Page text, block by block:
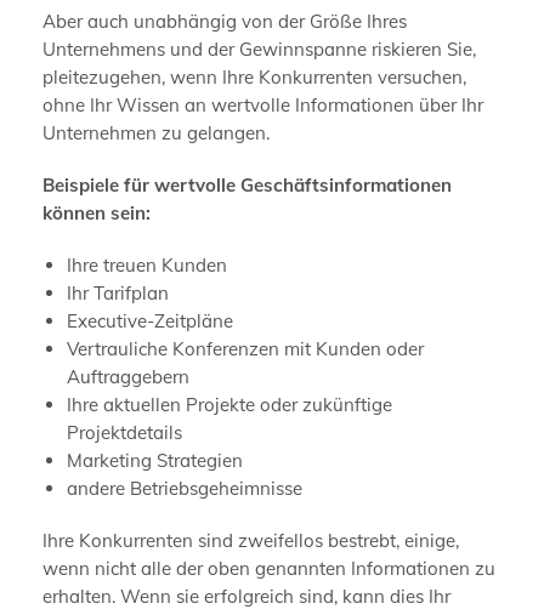
Aber auch unabhängig von der Größe Ihres
Unternehmens und der Gewinnspanne riskieren Sie,
pleitezugehen, wenn Ihre Konkurrenten versuchen,
ohne Ihr Wissen an wertvolle Informationen über Ihr
Unternehmen zu gelangen.
Beispiele für wertvolle Geschäftsinformationen
können sein:
Ihre treuen Kunden
Ihr Tarifplan
Executive-Zeitpläne
Vertrauliche Konferenzen mit Kunden oder
Auftraggebern
Ihre aktuellen Projekte oder zukünftige
Projektdetails
Marketing Strategien
andere Betriebsgeheimnisse
Ihre Konkurrenten sind zweifellos bestrebt, einige,
wenn nicht alle der oben genannten Informationen zu
erhalten. Wenn sie erfolgreich sind, kann dies Ihr